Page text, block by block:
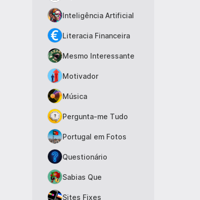
Inteligência Artificial
Literacia Financeira
Mesmo Interessante
Motivador
Música
Pergunta-me Tudo
Portugal em Fotos
Questionário
Sabias Que
Sites Fixes